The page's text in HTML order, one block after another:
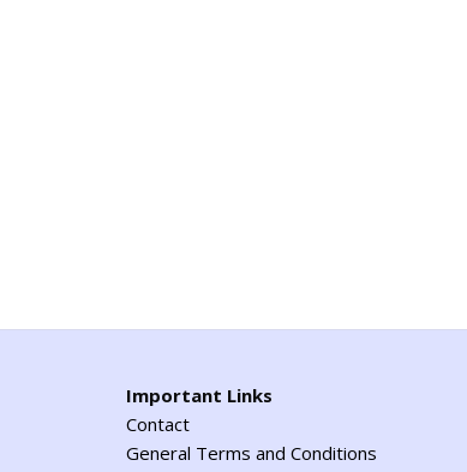
Important Links
Contact
General Terms and Conditions